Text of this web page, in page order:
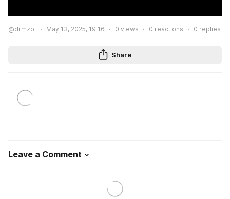
@drmzol May 13, 2025, 19:16 0 views 0 reactions 0 replies
Share
Leave a Comment